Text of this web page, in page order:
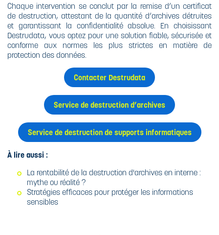
Chaque intervention se conclut par la remise d’un certificat
de destruction, attestant de la quantité d’archives détruites
et garantissant la confidentialité absolue. En choisissant
Destrudata, vous optez pour une solution fiable, sécurisée et
conforme aux normes les plus strictes en matière de
protection des données.
Contacter Destrudata
Service de destruction d’archives
Service de destruction de supports informatiques
À lire aussi :
La rentabilité de la destruction d'archives en interne :
mythe ou réalité ?
Stratégies efficaces pour protéger les informations
sensibles